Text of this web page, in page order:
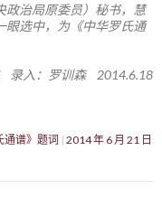
政治局原委员）秘书，慧
眼选中，为《中华罗氏通
录入：罗训森 2014.6.18
通谱》题词 2014 年 6 月 21 日